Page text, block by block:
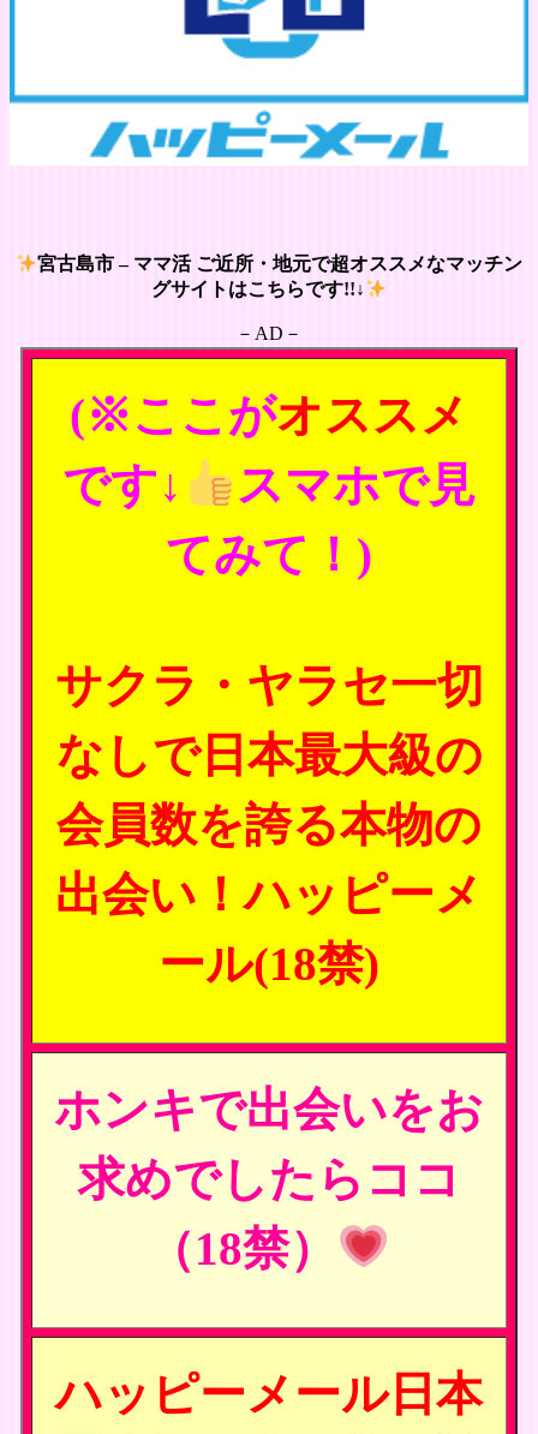
宮古島市 – ママ活 ご近所・地元で超オススメなマッチン
グサイトはこちらです!!↓
－AD－
(※ここがオススメ
です↓
スマホで見
てみて！)
サクラ・ヤラセ一切
なしで日本最大級の
会員数を誇る本物の
出会い！ハッピーメ
ール(18禁)
ホンキで出会いをお
求めでしたらココ
（18禁）
ハッピーメール日本